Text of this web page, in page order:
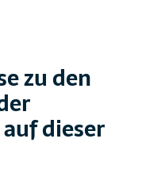
zu den
dieser